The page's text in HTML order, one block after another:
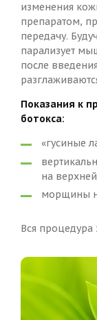
изменения
препаратом,
передачу.
парализует
после
Показания к
ботокса:
«гусиные
на
морщины
Вся процедура